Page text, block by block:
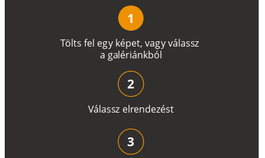
Tölts fel egy képet, vagyválassz
a galériánkból
1
Válassz elrendezést
2
3